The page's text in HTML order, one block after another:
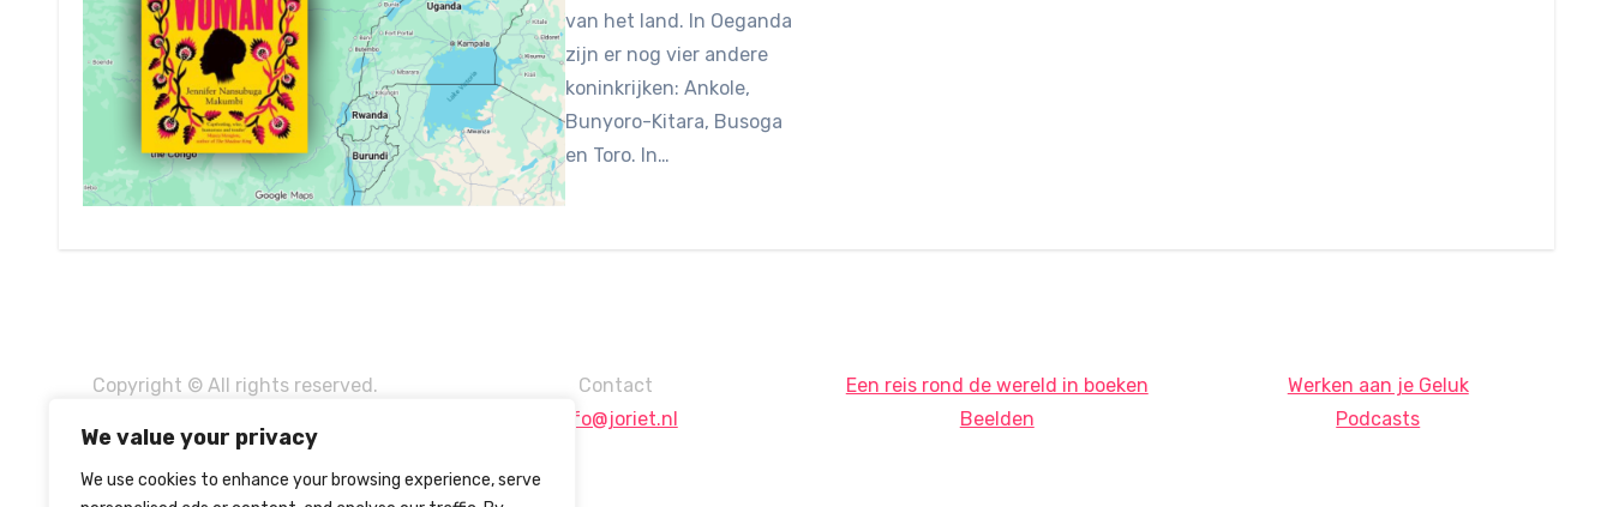
We value your privacy
We use cookies to enhance your browsing experience, serve
van het land. In Oeganda
zijn er nog vier andere
koninkrijken: Ankole,
Bunyoro-Kitara, Busoga
en Toro. In…
Copyright © All rights reserved.
Contact
info@joriet.nl
Een reis rond de wereld in boeken
Beelden
Werken aan je Geluk
Podcasts